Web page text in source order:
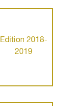
Edition 2018-
2019